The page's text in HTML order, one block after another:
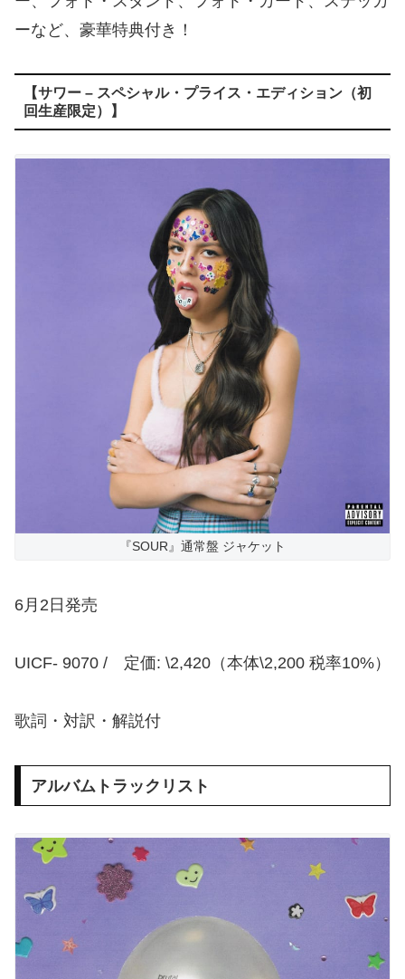
ーなど、豪華特典付き！
【サワー – スペシャル・プライス・エディション（初
回生産限定）】
『SOUR』通常盤 ジャケット
6月2日発売
UICF- 9070 / 定価: \2,420（本体\2,200 税率10%）
歌詞・対訳・解説付
アルバムトラックリスト